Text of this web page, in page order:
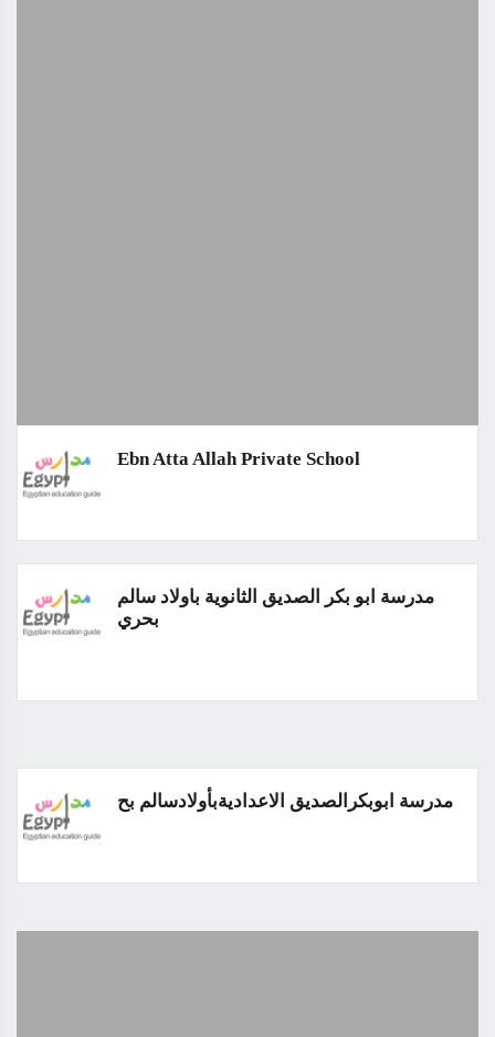
Ebn Atta Allah Private School
مدرسة ابو بكر الصديق الثانوية باولاد سالم
بحري
مدرسة ابوبكرالصديق الاعداديةبأولادسالم بح